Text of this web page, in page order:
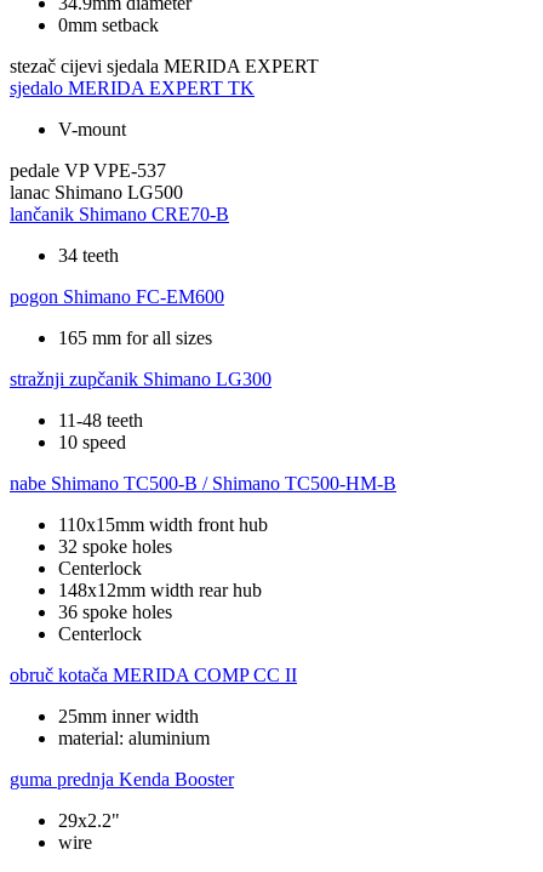
0mm setback
stezač cijevi sjedala MERIDA EXPERT
sjedalo MERIDA EXPERT TK
V-mount
pedale VP VPE-537
lanac Shimano LG500
lančanik Shimano CRE70-B
34 teeth
pogon Shimano FC-EM600
165 mm for all sizes
stražnji zupčanik Shimano LG300
11-48 teeth
10 speed
nabe Shimano TC500-B / Shimano TC500-HM-B
110x15mm width front hub
32 spoke holes
Centerlock
148x12mm width rear hub
36 spoke holes
Centerlock
obruč kotača MERIDA COMP CC II
25mm inner width
material: aluminium
guma prednja Kenda Booster
29x2.2"
wire